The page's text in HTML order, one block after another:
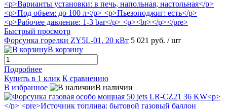
Быстрый просмотр
Форсунка горелки ZY5L-01, 20 кВт 5 021 руб. / шт
В корзину
Подробнее
Купить в 1 клик К сравнению
В избранное
В наличии